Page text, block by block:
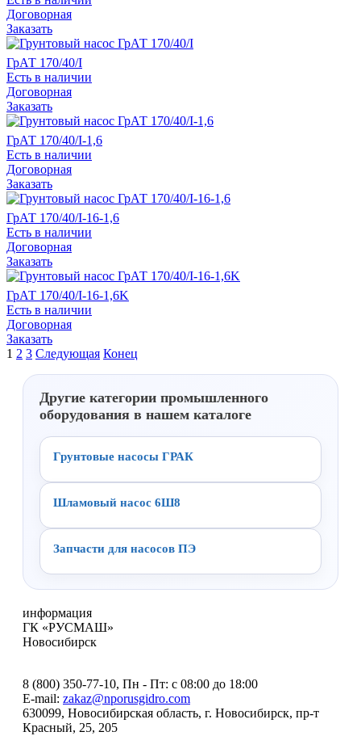
Договорная
Заказать
ГрАТ 170/40/I
Есть в наличии
Договорная
Заказать
ГрАТ 170/40/I-1,6
Есть в наличии
Договорная
Заказать
ГрАТ 170/40/I-16-1,6
Есть в наличии
Договорная
Заказать
ГрАТ 170/40/I-16-1,6K
Есть в наличии
Договорная
Заказать
1 2 3 Следующая Конец
Другие категории промышленного
оборудования в нашем каталоге
Грунтовые насосы ГРАК
Шламовый насос 6Ш8
Запчасти для насосов ПЭ
информация
ГК «РУСМАШ»
Новосибирск
8 (800) 350-77-10, Пн - Пт: с 08:00 до 18:00
E-mail: zakaz@nporusgidro.com
630099, Новосибирская область, г. Новосибирск, пр-т
Красный, 25, 205